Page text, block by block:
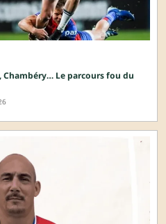
Le parcours fou du